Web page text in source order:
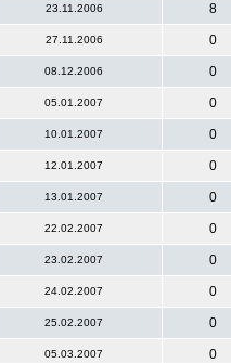
23.11.2006 8
27.11.2006 0
08.12.2006 0
05.01.2007 0
10.01.2007 0
12.01.2007 0
13.01.2007 0
22.02.2007 0
23.02.2007 0
24.02.2007 0
25.02.2007 0
05.03.2007 0